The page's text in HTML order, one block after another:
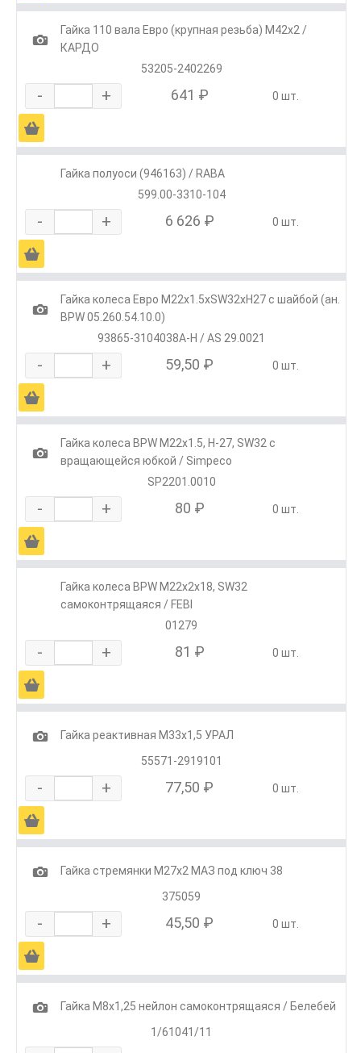
1
Гайка 110 вала Евро (крупная резьба) М42х2 /
КАРДО
53205-2402269
- + 641 ₽ 0 шт.
Ä
Гайка полуоси (946163) / RABA
599.00-3310-104
- + 6 626 ₽ 0 шт.
Ä
1
Гайка колеса Евро М22х1.5хSW32хH27 с шайбой (ан.
BPW 05.260.54.10.0)
93865-3104038A-H / AS 29.0021
- + 59,50 ₽ 0 шт.
Ä
1
Гайка колеса BPW М22х1.5, H-27, SW32 с
вращающейся юбкой / Simpeco
SP2201.0010
- + 80 ₽ 0 шт.
Ä
Гайка колеса BPW М22х2х18, SW32
самоконтрящаяся / FEBI
01279
- + 81 ₽ 0 шт.
Ä
1
Гайка реактивная М33х1,5 УРАЛ
55571-2919101
- + 77,50 ₽ 0 шт.
Ä
1
Гайка стремянки М27х2 МАЗ под ключ 38
375059
- + 45,50 ₽ 0 шт.
Ä
1
Гайка М8х1,25 нейлон самоконтрящаяся / Белебей
1/61041/11